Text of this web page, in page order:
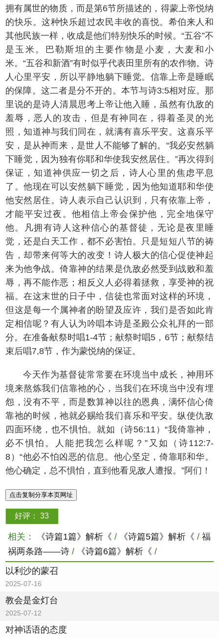
拥有属世的物质，而是第6节所描述的，得蒙上帝悦纳
的快乐。这种快乐超过农民丰收的喜悦。希伯来人和
其他民族一样，收成是他们特别快乐的时候。“五谷”不
是玉米。巴勒斯坦的主要作物是小麦，大麦和小
米。“五谷和新酒”有时似乎代表田里所有的农作物。诗
人心里平安，所以平静地躺下睡觉。信靠上帝是睡眠
的保障。这二者是分不开的。本节与诗3:5相对应。那
里说的是诗人清晨思考上帝让他入睡，虽然有仇敌的
羞辱，恶人的攻击，但是有神同在，得着圣灵的光
照，知道神与我们同在，就满有喜乐平安。这喜乐平
安，是从神而来，是世人不能够了解的。“我必安然躺
下睡觉，因为独有你耶和华使我安然居住。”再次得到
保证，知道神供应一切之后，诗人心里的焦虑平息
了。他现在可以安然躺下睡觉，因为他知道耶和华使
他安然居住。诗人表示自己认识到，只有依靠上帝，
才能平安过夜。他相信上帝会保护他，完全地保守
他。凡拥有诗人这种信心的基督徒，无论是夜里睡
觉，还是白天工作，都不必害怕。只是短短八节的祷
告，却带来何等大的改变！诗人极大的信心促使神起
来为他争战。倚靠神的结果是仇敌必然受到战败和羞
辱，再不能作恶；相反义人必得着拯救，享受神的祝
福。在这末世的日子中，信徒也常面对这样的环境，
但这是每一个属神者的盼望及应许，我们是否如此肯
定相信呢？有人认为吟唱本诗是圣殿公众礼拜的一部
分。在准备献祭时唱1-4节；献祭时唱5，6节；献祭结
束后唱7,8节，作为蒙悦纳的保证。
今天作为基督徒常常要在环境当中成长，神用环
境来熬炼我们信靠祂的心，当我们在环境当中没有埋
怨，没有不平，而是数算神以往的恩典，满怀信心倚
靠祂的时候，祂就必赐给我们喜乐和平安。纵使仇敌
四面环绕，也不惧怕。就如（诗56:11）“我倚靠神，
必不惧怕。人能把我怎么样呢？”又如（诗112:7-
8）“他必不怕凶恶的信息。他心坚定，倚靠耶和华。
他心确定，总不惧怕，直到他看见敌人遭报。”阿们！
点击复制分享本页网址
好评： 33
相关： 《诗篇1篇》解析《 / 《诗篇5篇》解析《 / 福
祸两条路——诗 / 《诗篇6篇》解析《 /
以利沙的蒙召
2025-07-16
教会是金灯台
2025-07-12
对神话语的态度